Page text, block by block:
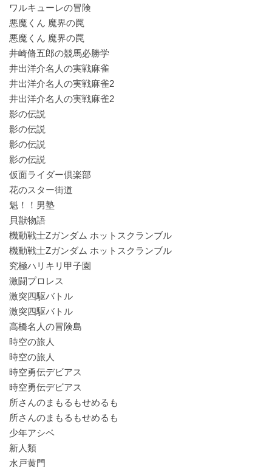
ワルキューレの冒険
悪魔くん 魔界の罠
悪魔くん 魔界の罠
井崎脩五郎の競馬必勝学
井出洋介名人の実戦麻雀
井出洋介名人の実戦麻雀2
井出洋介名人の実戦麻雀2
影の伝説
影の伝説
影の伝説
影の伝説
仮面ライダー倶楽部
花のスター街道
魁！！男塾
貝獣物語
機動戦士Zガンダム ホットスクランブル
機動戦士Zガンダム ホットスクランブル
究極ハリキリ甲子園
激闘プロレス
激突四駆バトル
激突四駆バトル
高橋名人の冒険島
時空の旅人
時空の旅人
時空勇伝デビアス
時空勇伝デビアス
所さんのまもるもせめるも
所さんのまもるもせめるも
少年アシベ
新人類
水戸黄門